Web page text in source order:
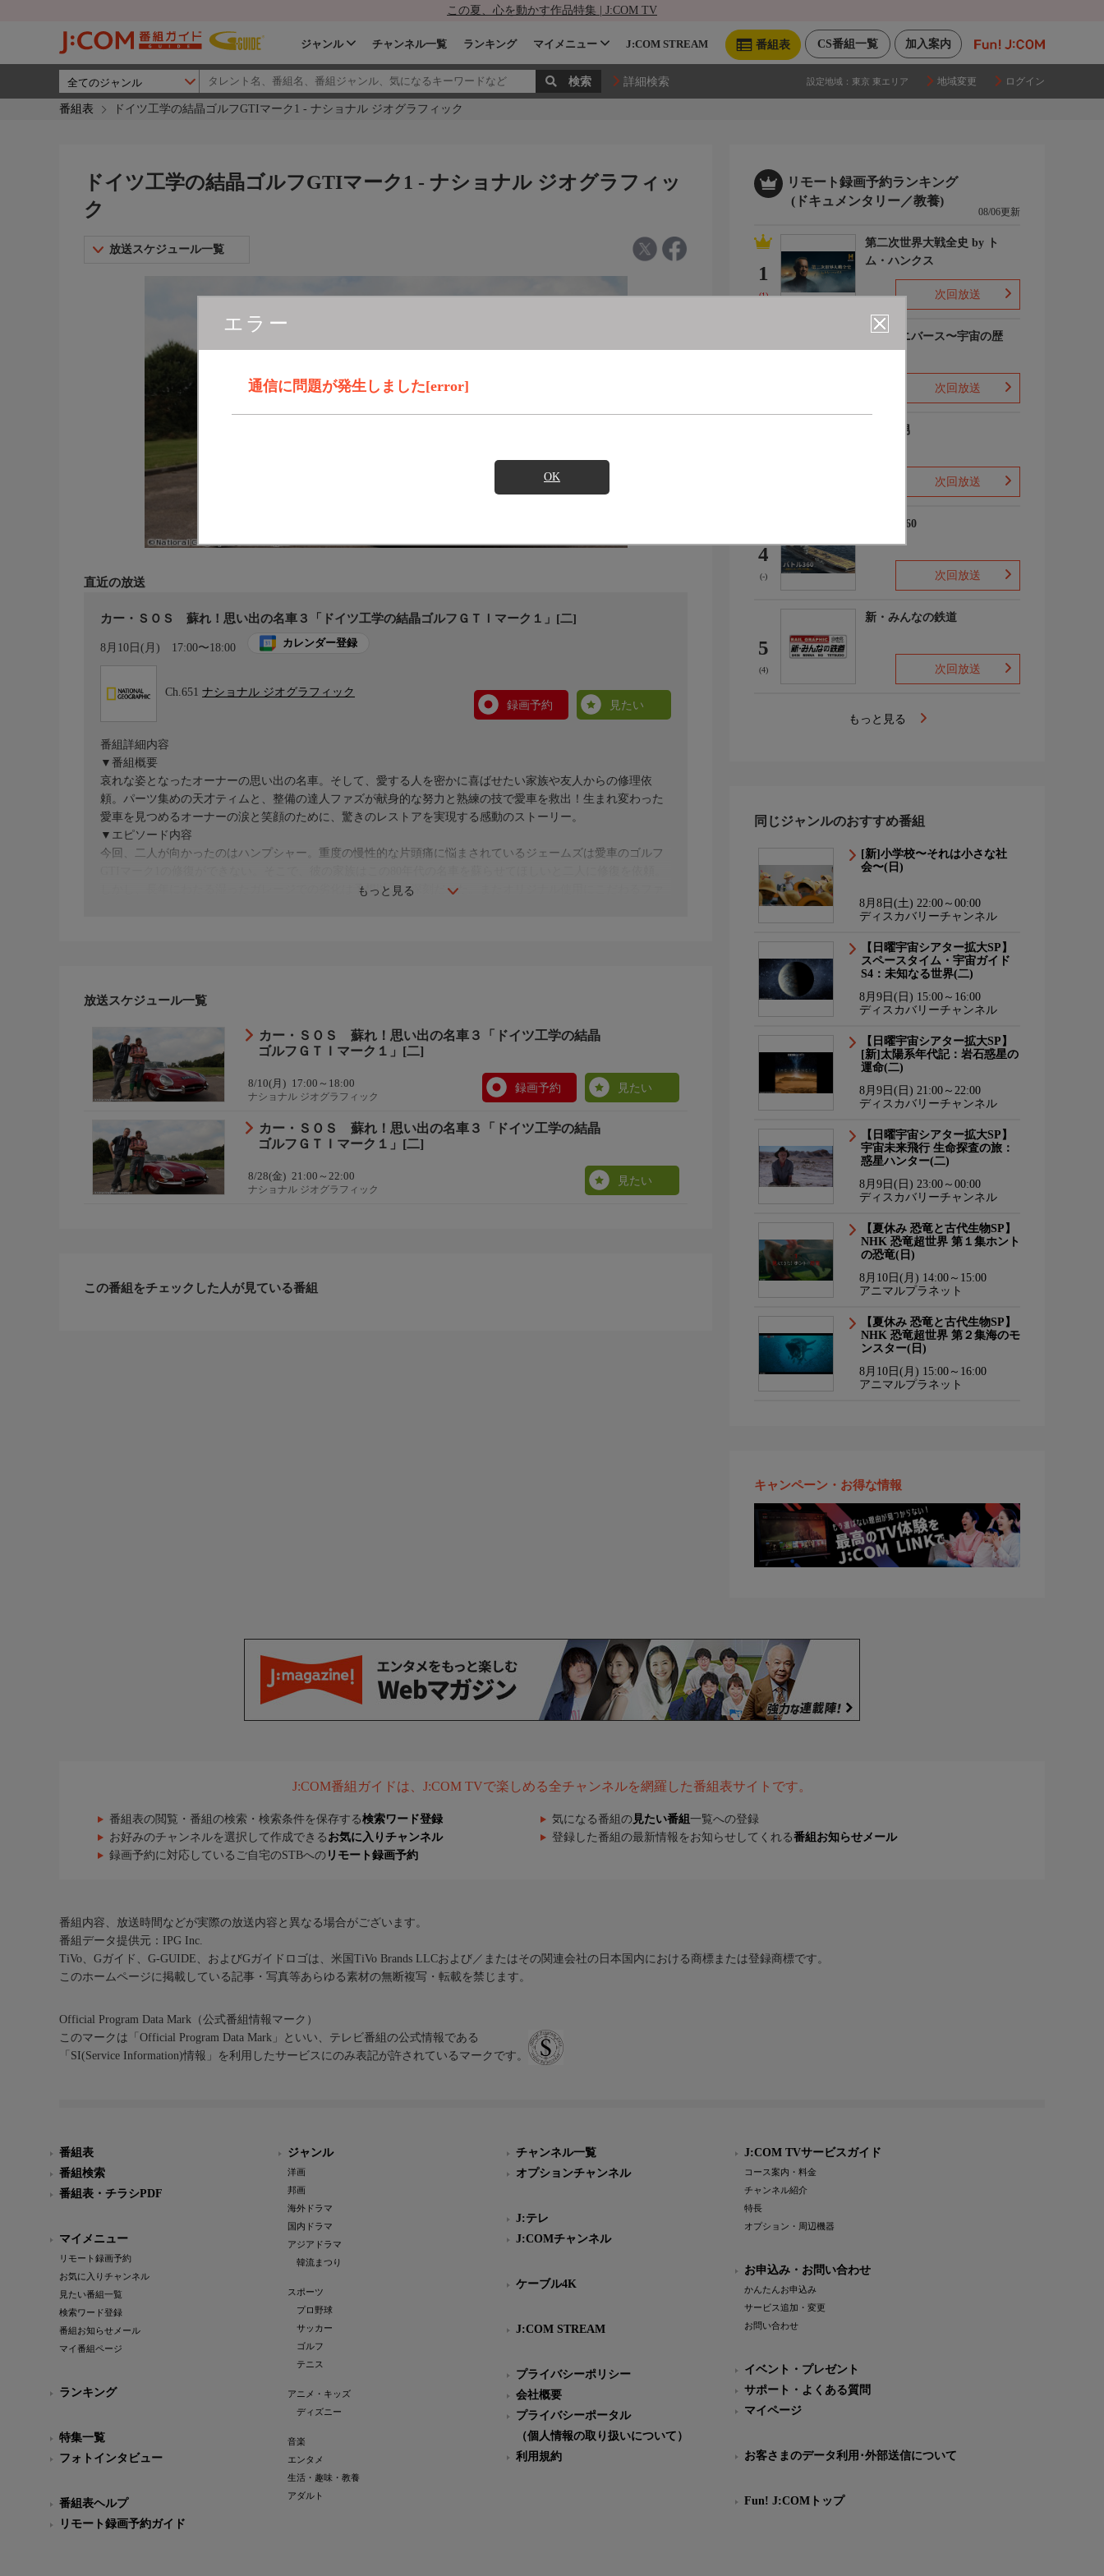
この夏、心を動かす作品特集 | J:COM TV
加入案内
CS番組一覧
番組表
ジャンル チャンネル一覧 ランキング マイメニュー J:COM STREAM
詳細検索 設定地域： 東京 東エリア 地域変更 ログイン
番組表 ドイツ工学の結晶ゴルフGTIマーク1 - ナショナル ジオグラフィック
エラー
通信に問題が発生しました[error]
OK
ドイツ工学の結晶ゴルフGTIマーク1 - ナショナル ジオグラフィッ
ク
放送スケジュール一覧
直近の放送
カー・ＳＯＳ 蘇れ！思い出の名車３「ドイツ工学の結晶ゴルフＧＴＩマーク１」[二]
8月10日(月) 17:00〜18:00 カレンダー登録
Ch.651 ナショナル ジオグラフィック
録画予約
見たい
もっと見る
番組詳細内容
▼番組概要
哀れな姿となったオーナーの思い出の名車。そして、愛する人を密かに喜ばせたい家族や友人からの修理依
頼。パーツ集めの天才ティムと、整備の達人ファズが献身的な努力と熟練の技で愛車を救出！生まれ変わった
愛車を見つめるオーナーの涙と笑顔のために、驚きのレストアを実現する感動のストーリー。
▼エピソード内容
今回、二人が向かったのはハンプシャー。重度の慢性的な片頭痛に悩まされているジェームズは愛車のゴルフ
しかし、長年にわたる湿ったガレージでの劣化は予想以上に深刻だった。またオリジナル使用にこだわるファ
放送スケジュール一覧
カー・ＳＯＳ 蘇れ！思い出の名車３「ドイツ工学の結晶
ゴルフＧＴＩマーク１」[二]
8/10(月) 17:00～18:00
ナショナル ジオグラフィック
録画予約 見たい
カー・ＳＯＳ 蘇れ！思い出の名車３「ドイツ工学の結晶
ゴルフＧＴＩマーク１」[二]
8/28(金) 21:00～22:00
ナショナル ジオグラフィック
見たい
この番組をチェックした人が見ている番組
リモート録画予約ランキング
(ドキュメンタリー／教養)
08/06更新
1
(1)
第二次世界大戦全史 by ト
ム・ハンクス
次回放送
ザ・ユニバース〜宇宙の歴
次回放送
ザ・森男
次回放送
4
(-)
バトル360
次回放送
5
(4)
新・みんなの鉄道
次回放送
もっと見る
同じジャンルのおすすめ番組
[新]小学校〜それは小さな社
会〜(日)
8月8日(土) 22:00～00:00
ディスカバリーチャンネル
【日曜宇宙シアター拡大SP】
スペースタイム・宇宙ガイド
S4：未知なる世界(二)
8月9日(日) 15:00～16:00
ディスカバリーチャンネル
【日曜宇宙シアター拡大SP】
[新]太陽系年代記：岩石惑星の
運命(二)
8月9日(日) 21:00～22:00
ディスカバリーチャンネル
【日曜宇宙シアター拡大SP】
宇宙未来飛行 生命探査の旅：
惑星ハンター(二)
8月9日(日) 23:00～00:00
ディスカバリーチャンネル
【夏休み 恐竜と古代生物SP】
NHK 恐竜超世界 第１集ホント
の恐竜(日)
8月10日(月) 14:00～15:00
アニマルプラネット
【夏休み 恐竜と古代生物SP】
NHK 恐竜超世界 第２集海のモ
ンスター(日)
8月10日(月) 15:00～16:00
アニマルプラネット
キャンペーン・お得な情報
J:COM番組ガイドは、J:COM TVで楽しめる全チャンネルを網羅した番組表サイトです。
番組表の閲覧・番組の検索・検索条件を保存する検索ワード登録 気になる番組の 見たい番組 一覧への登録
お好みのチャンネルを選択して作成できる お気に入りチャンネル 登録した番組の最新情報をお知らせしてくれる番組お知らせメール
録画予約に対応しているご自宅のSTBへの リモート録画予約
番組内容、放送時間などが実際の放送内容と異なる場合がございます。
番組データ提供元：IPG Inc.
TiVo、Gガイド、G-GUIDE、およびGガイドロゴは、米国TiVo Brands LLCおよび／またはその関連会社の日本国内における商標または登録商標です。
このホームページに掲載している記事・写真等あらゆる素材の無断複写・転載を禁じます。
Official Program Data Mark（公式番組情報マーク）
このマークは「Official Program Data Mark」といい、テレビ番組の公式情報である
「SI(Service Information)情報」を利用したサービスにのみ表記が許されているマークです。
番組表
番組検索
番組表・チラシPDF
マイメニュー
リモート録画予約
お気に入りチャンネル
見たい番組一覧
検索ワード登録
番組お知らせメール
マイ番組ページ
ランキング
特集一覧
フォトインタビュー
番組表ヘルプ
リモート録画予約ガイド
ジャンル
洋画
邦画
海外ドラマ
国内ドラマ
アジアドラマ
韓流まつり
スポーツ
プロ野球
サッカー
ゴルフ
テニス
アニメ・キッズ
ディズニー
音楽
エンタメ
生活・趣味・教養
アダルト
チャンネル一覧
オプションチャンネル
J:テレ
J:COMチャンネル
ケーブル4K
J:COM STREAM
プライバシーポリシー
会社概要
プライバシーポータル
（個人情報の取り扱いについて）
利用規約
J:COM TVサービスガイド
コース案内・料金
チャンネル紹介
特長
オプション・周辺機器
お申込み・お問い合わせ
かんたんお申込み
サービス追加・変更
お問い合わせ
イベント・プレゼント
サポート・よくある質問
マイページ
お客さまのデータ利用･外部送信について
Fun! J:COMトップ